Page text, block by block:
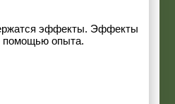
эффекты. Эффекты
помощью опыта.